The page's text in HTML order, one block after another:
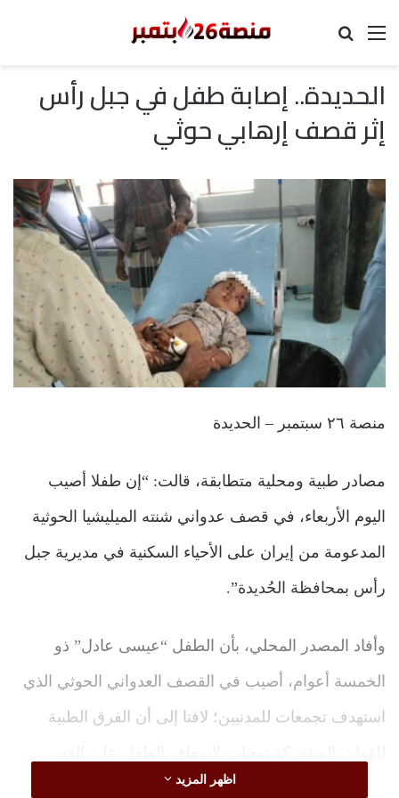
القائمة
الحديدة.. إصابة طفل في جبل رأس
إثر قصف إرهابي حوثي
منصة ٢٦ سبتمبر – الحديدة
مصادر طبية ومحلية متطابقة، قالت: “إن طفلا أصيب
اليوم الأربعاء، في قصف عدواني شنته الميليشيا الحوثية
المدعومة من إيران على الأحياء السكنية في مديرية جبل
رأس بمحافظة الحُديدة”.
وأفاد المصدر المحلي، بأن الطفل “عيسى عادل” ذو
الخمسة أعوام، أصيب في القصف العدواني الحوثي الذي
استهدف تجمعات للمدنيين؛ لافتا إلى أن الفرق الطبية
اظهر المزيد